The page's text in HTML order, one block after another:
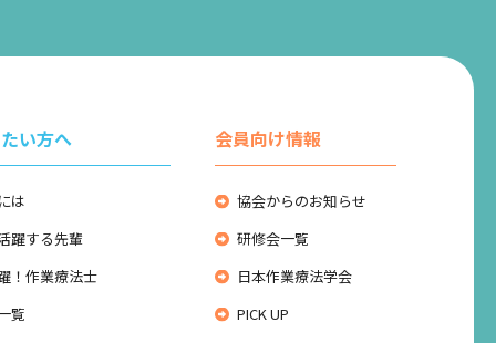
い方へ
は
躍する先輩
！作業療法士
覧
会員向け情報
協会からのお知らせ
研修会一覧
日本作業療法学会
PICK UP